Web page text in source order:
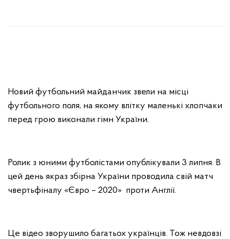
Новий футбольний майданчик звели на місці
футбольного поля, на якому влітку маленькі хлопчаки
перед грою виконали гімн України.
Ролик з юними футболістами опублікували 3 липня. В
цей день якраз збірна України проводила свій матч
чвертьфіналу «Євро – 2020» проти Англії.
Це відео зворушило багатьох українців. Тож невдовзі